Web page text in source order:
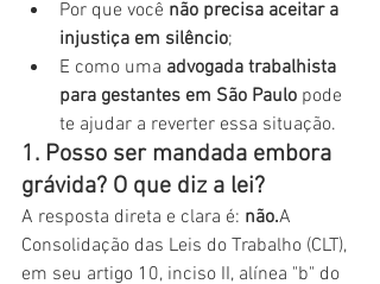
Por que você não precisa aceitar a
injustiça em silêncio;
E como uma advogada trabalhista
para gestantes em São Paulo pode
te ajudar a reverter essa situação.
1. Posso ser mandada embora
grávida? O que diz a lei?
A resposta direta e clara é: não.A
Consolidação das Leis do Trabalho (CLT),
em seu artigo 10, inciso II, alínea "b" do